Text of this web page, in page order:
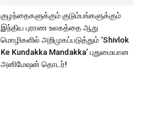
குழந்தைகளுக்கும் குடும்பங்களுக்கும்
இந்திய புராண உலகத்தை ஆறு
மொழிகளில் அறிமுகப்படுத்தும் ‘Shivlok
Ke Kundakka Mandakka’ புதுமையான
அனிமேஷன் தொடர்!